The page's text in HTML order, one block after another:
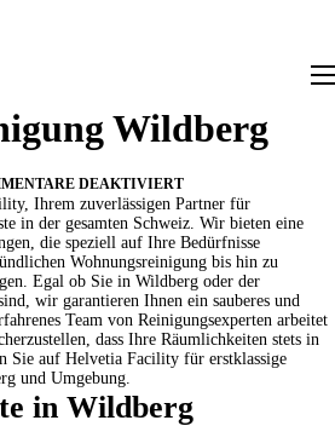
Wildberg
DEAKTIVIERT
Ihrem zuverlässigen Partner für
in der gesamten Schweiz. Wir bieten eine
die speziell auf Ihre Bedürfnisse
Wohnungsreinigung bis hin zu
Egal ob Sie in Wildberg oder der
wir garantieren Ihnen ein sauberes und
Team von Reinigungsexperten arbeitet
dass Ihre Räumlichkeiten stets in
Sie auf Helvetia Facility für erstklassige
und Umgebung.
in Wildberg